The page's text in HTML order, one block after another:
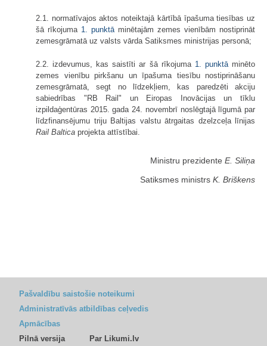
2.1. normatīvajos aktos noteiktajā kārtībā īpašuma tiesības uz
šā rīkojuma 1. punktā minētajām zemes vienībām nostiprināt
zemesgrāmatā uz valsts vārda Satiksmes ministrijas personā;
2.2. izdevumus, kas saistīti ar šā rīkojuma 1. punktāminēto
zemes vienību pirkšanu un īpašuma tiesību nostiprināšanu
zemesgrāmatā, segt no līdzekļiem, kas paredzēti akciju
sabiedrības "RB Rail" un Eiropas Inovācijas un tīklu
izpildaģentūras 2015. gada 24. novembrī noslēgtajā līgumā par
līdzfinansējumu triju Baltijas valstu ātrgaitas dzelzceļa līnijas
Rail Baltica projekta attīstībai.
Ministru prezidente E. Siliņa
Satiksmes ministrs K. Briškens
Pašvaldību saistošie noteikumi
Administratīvās atbildības ceļvedis
Apmācības
Pilnā versija
Par Likumi.lv